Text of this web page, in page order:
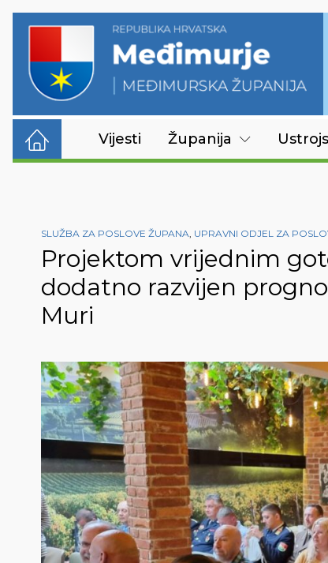
Vijesti Županija
SLUŽBA ZA POSLOVE ŽUPANA, UPRAVNI ODJEL ZA
Projektom vrijednim
dodatno razvijen
Muri